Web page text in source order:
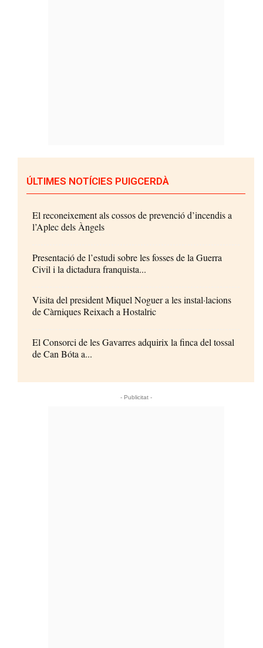
ÚLTIMES NOTÍCIES PUIGCERDÀ
El reconeixement als cossos de prevenció d’incendis a
l’Aplec dels Àngels
Presentació de l’estudi sobre les fosses de la Guerra
Civil i la dictadura franquista...
Visita del president Miquel Noguer a les instal·lacions
de Càrniques Reixach a Hostalric
El Consorci de les Gavarres adquirix la finca del tossal
de Can Bóta a...
- Publicitat -